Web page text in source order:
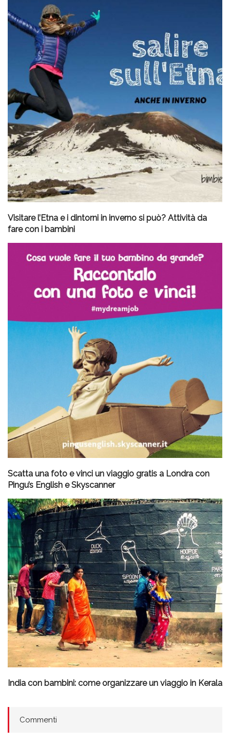
Visitare l’Etna e i dintorni in inverno si può? Attività da
fare con i bambini
Scatta una foto e vinci un viaggio gratis a Londra con
Pingu’s English e Skyscanner
India con bambini: come organizzare un viaggio in Kerala
Commenti